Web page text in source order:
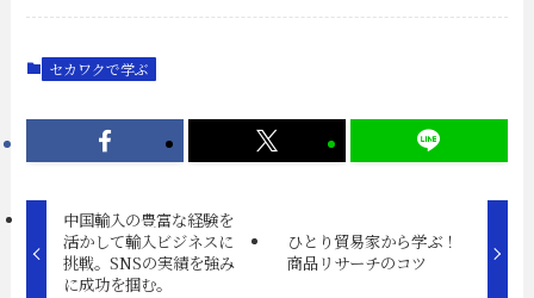
セカワクで学ぶ
中国輸入の豊富な経験を
活かして輸入ビジネスに
挑戦。SNSの実績を強み
に成功を掴む。
ひとり貿易家から学ぶ！
商品リサーチのコツ